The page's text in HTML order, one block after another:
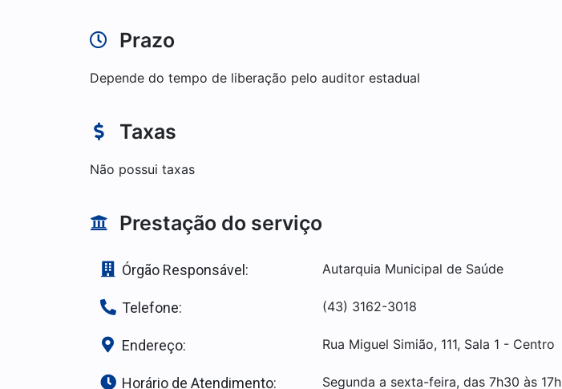
Prazo
Depende do tempo de liberação pelo auditor estadual
Taxas
Não possui taxas
Prestação do serviço
Órgão Responsável: Autarquia Municipal de Saúde
Telefone: (43) 3162-3018
Endereço: Rua Miguel Simião, 111, Sala 1 - Centro
Horário de Atendimento: Segunda a sexta-feira, das 7h30 às 17h